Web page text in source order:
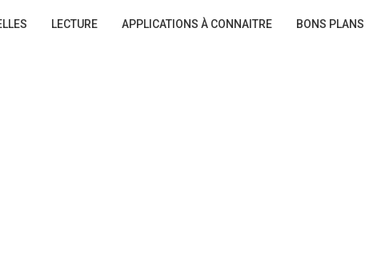
LECTURE APPLICATIONS À CONNAITRE BONS PLANS